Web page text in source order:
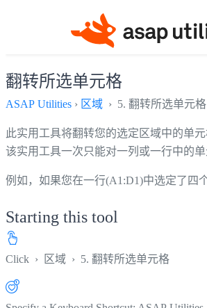
翻转所选单元格
ASAP Utilities › 区域 › 5. 翻转所选单元格
此实用工具将翻转您的选定区域中的单元
该实用工具一次只能对一列或一行中的单
例如，如果您在一行(A1:D1)中选定了四
Starting this tool
Click › 区域 › 5. 翻转所选单元格